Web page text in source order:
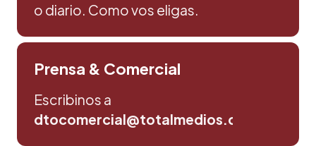
o diario. Como vos eligas.
Prensa & Comercial
Escribinos a
dtocomercial@totalmedios.com